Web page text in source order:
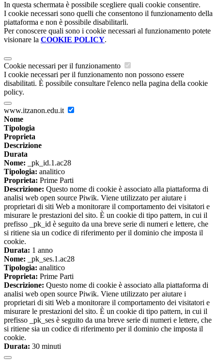
In questa schermata è possibile scegliere quali cookie consentire.
I cookie necessari sono quelli che consentono il funzionamento della
piattaforma e non è possibile disabilitarli.
Per conoscere quali sono i cookie necessari al funzionamento potete
visionare la COOKIE POLICY.
Cookie necessari per il funzionamento
I cookie necessari per il funzionamento non possono essere
disabilitati. È possibile consultare l'elenco nella pagina della cookie
policy.
www.itzanon.edu.it
Nome
Tipologia
Proprieta
Descrizione
Durata
Nome: _pk_id.1.ac28
Tipologia: analitico
Proprieta: Prime Parti
Descrizione: Questo nome di cookie è associato alla piattaforma di
analisi web open source Piwik. Viene utilizzato per aiutare i
proprietari di siti Web a monitorare il comportamento dei visitatori e
misurare le prestazioni del sito. È un cookie di tipo pattern, in cui il
prefisso _pk_id è seguito da una breve serie di numeri e lettere, che
si ritiene sia un codice di riferimento per il dominio che imposta il
cookie.
Durata: 1 anno
Nome: _pk_ses.1.ac28
Tipologia: analitico
Proprieta: Prime Parti
Descrizione: Questo nome di cookie è associato alla piattaforma di
analisi web open source Piwik. Viene utilizzato per aiutare i
proprietari di siti Web a monitorare il comportamento dei visitatori e
misurare le prestazioni del sito. È un cookie di tipo pattern, in cui il
prefisso _pk_ses è seguito da una breve serie di numeri e lettere, che
si ritiene sia un codice di riferimento per il dominio che imposta il
cookie.
Durata: 30 minuti